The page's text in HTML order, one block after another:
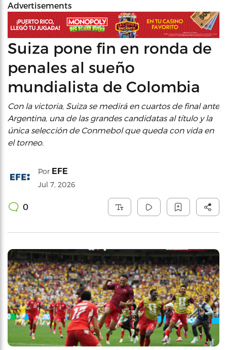
Advertisements
Suiza pone fin en ronda de
penales al sueño
mundialista de Colombia
Con la victoria, Suiza se medirá en cuartos de final ante
Argentina, una de las grandes candidatas al título y la
única selección de Conmebol que queda con vida en
el torneo.
Por EFE
Jul 7, 2026
0